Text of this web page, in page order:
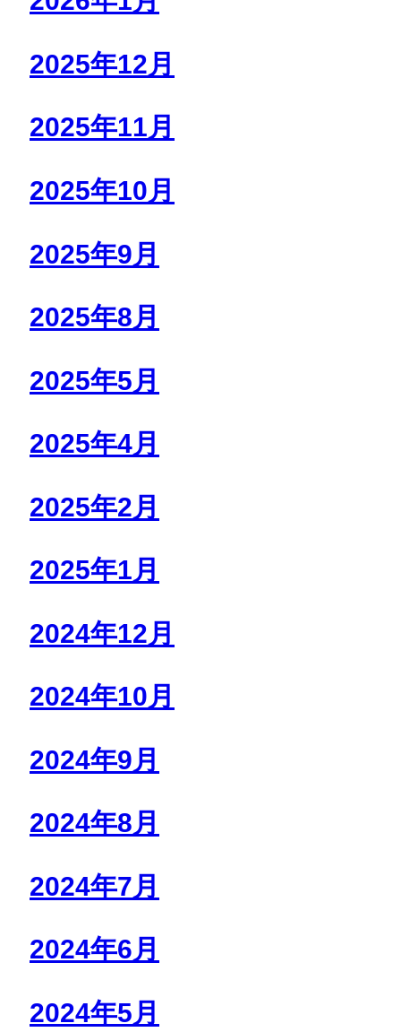
2025年12月
2025年11月
2025年10月
2025年9月
2025年8月
2025年5月
2025年4月
2025年2月
2025年1月
2024年12月
2024年10月
2024年9月
2024年8月
2024年7月
2024年6月
2024年5月